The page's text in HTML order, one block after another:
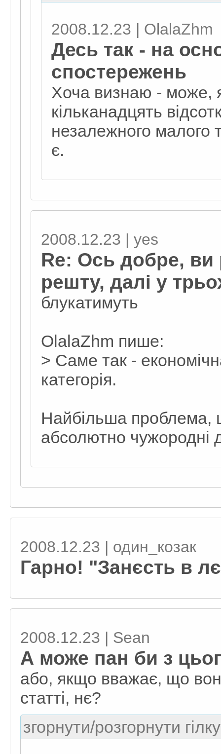
2008.12.23 | OlalaZhm
Десь так - на
спостережень
Хоча визнаю - може,
кільканадцять
незалежного малого
є.
2008.12.23 | yes
Re: Ось добре, ви
решту, далі у
блукатимуть
OlalaZhm пише:
> Саме так -
категорія.
Найбільша проблема,
абсолютно чужородні
2008.12.23 | один_козак
Гарно! "Занєсть в
2008.12.23 | Sean
А може пан би з
або, якщо вважає, що
статті, нє?
згорнути/розгорнути